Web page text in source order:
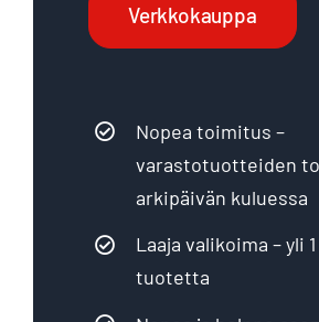
Verkkokauppa
Nopea toimitus –
varastotuotteiden
arkipäivän kuluessa
Laaja valikoima – yli
tuotetta